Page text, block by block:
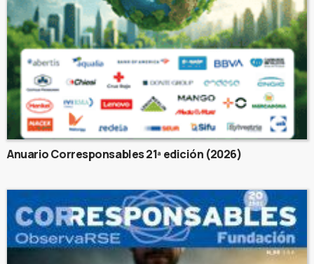
Anuario Corresponsables 21ª edición (2026)